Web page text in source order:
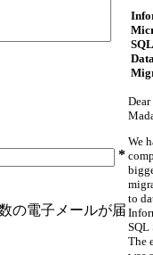
*
の電子メールが届
We
to
SQL
The